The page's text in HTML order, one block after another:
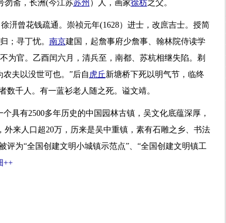
勿斋，长洲(今江苏苏州 ）人，画家徐枋之父。
汧曾花钱疏通。崇祯元年(1628）进士，改庶吉士。授简
；寻丁忧。 南京建国，起詹事府少詹事、翰林院侍读学
为官。乙酉闰六月，清兵至，南都、苏杭相继失陷。剃
农夫以没世可也。”后自 虎丘新塘桥下死以明气节，临终
数千人。有一蓝衫老人随之死。谥文靖。
具有2500多年历史的中国园林古镇，吴文化底蕴深厚，
来人口超20万，历来是吴中重镇，素有石雕之乡、书法
评为“全国创建文明小城镇示范点”、“全国创建文明镇工
++